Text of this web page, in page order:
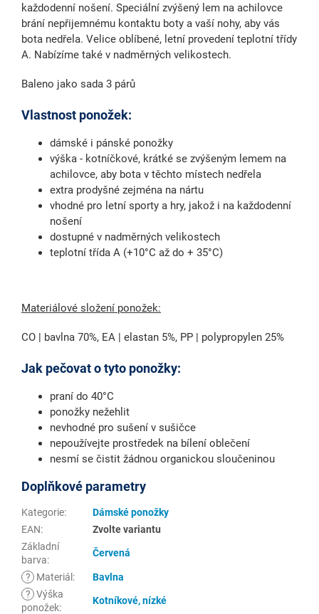
každodenní nošení. Speciální zvýšený lem na achilovce
brání nepřijemnému kontaktu boty a vaší nohy, aby vás
bota nedřela. Velice oblíbené, letní provedení teplotní třídy
A. Nabízíme také v nadměrných velikostech.
Baleno jako sada 3 párů
Vlastnost ponožek:
dámské i pánské ponožky
výška - kotníčkové, krátké se zvýšeným lemem na
achilovce, aby bota v těchto místech nedřela
extra prodyšné zejména na nártu
vhodné pro letní sporty a hry, jakož i na každodenní
nošení
dostupné v nadměrných velikostech
teplotní třída A (+10°C až do + 35°C)
Materiálové složení ponožek:
CO | bavlna 70%, EA | elastan 5%, PP | polypropylen 25%
Jak pečovat o tyto ponožky:
praní do 40°C
ponožky nežehlit
nevhodné pro sušení v sušičce
nepoužívejte prostředek na bílení oblečení
nesmí se čistit žádnou organickou sloučeninou
Doplňkové parametry
Kategorie:
Dámské ponožky
EAN:
Zvolte variantu
Základní
barva:
Červená
? Materiál :
Bavlna
? Výška
ponožek:
Kotníkové, nízké